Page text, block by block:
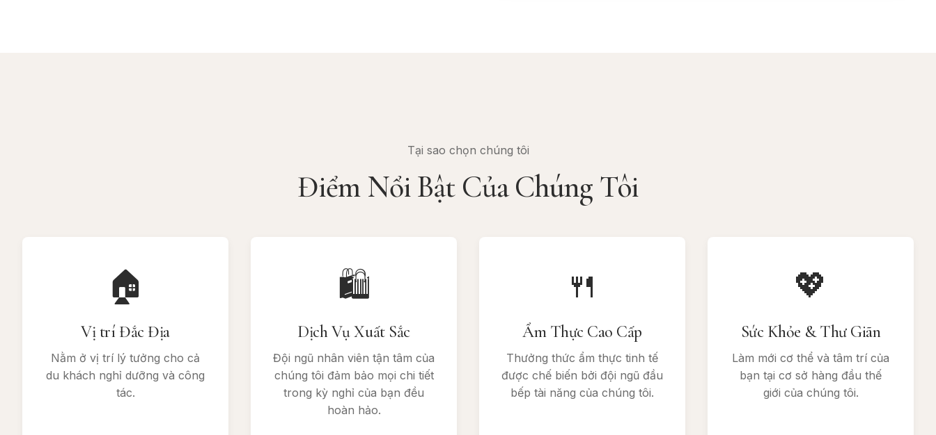
Tại sao chọn chúng tôi
Điểm Nổi Bật Của Chúng Tôi
🏠
Vị trí Đắc Địa
Nằm ở vị trí lý tưởng cho cả
du khách nghỉ dưỡng và công
tác.
🛍
Dịch Vụ Xuất Sắc
Đội ngũ nhân viên tận tâm của
chúng tôi đảm bảo mọi chi tiết
trong kỳ nghỉ của bạn đều
hoàn hảo.
🍴
Ẩm Thực Cao Cấp
Thưởng thức ẩm thực tinh tế
được chế biến bởi đội ngũ đầu
bếp tài năng của chúng tôi.
💖
Sức Khỏe & Thư Giãn
Làm mới cơ thể và tâm trí của
bạn tại cơ sở hàng đầu thế
giới của chúng tôi.